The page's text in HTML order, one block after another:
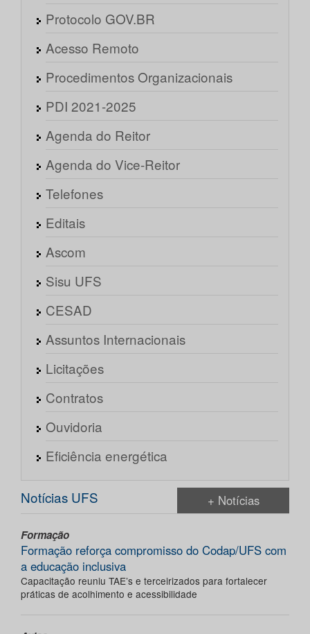
Protocolo GOV.BR
Acesso Remoto
Procedimentos Organizacionais
PDI 2021-2025
Agenda do Reitor
Agenda do Vice-Reitor
Telefones
Editais
Ascom
Sisu UFS
CESAD
Assuntos Internacionais
Licitações
Contratos
Ouvidoria
Eficiência energética
Notícias UFS + Notícias
Formação
Formação reforça compromisso do Codap/UFS com
a educação inclusiva
Capacitação reuniu TAE’s e terceirizados para fortalecer
práticas de acolhimento e acessibilidade